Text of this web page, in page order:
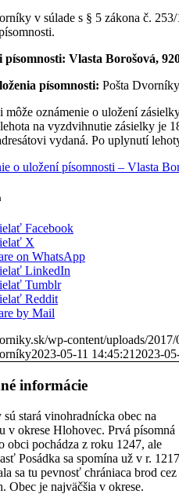
v súlade s § 5 zákona č.
písomnosti: Vlasta Borošová,
písomnosti: Pošta
môže oznámenie o uložení
na vyzdvihnutie zásielky je
vydaná. Po uplynutí
o uložení písomnosti – Vlasta
Facebook
X
on WhatsApp
LinkedIn
Tumblr
Reddit
by Mail
wp-content/uploads/
2023-05-11 14:45:21 2023-
informácie
stará vinohradnícka obec na
v okrese Hlohovec. Prvá písomná
obci pochádza z roku 1247, ale
Posádka sa spomína už v r.
sa tu pevnosť chrániaca brod cez
Obec je najväčšia v okrese.